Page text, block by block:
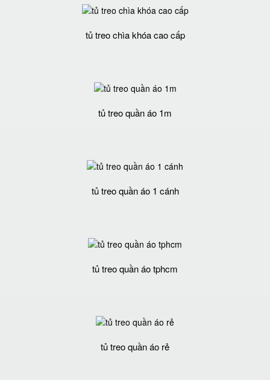
tủ treo chìa khóa cao cấp
tủ treo quần áo 1m
tủ treo quần áo 1 cánh
tủ treo quần áo tphcm
tủ treo quần áo rẻ